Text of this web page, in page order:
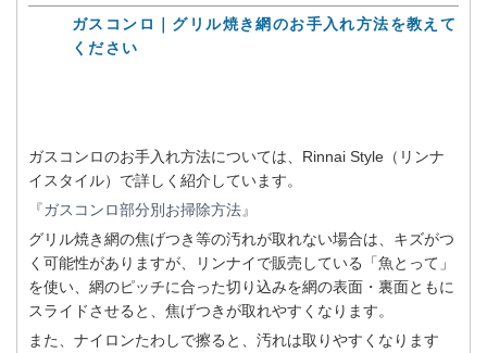
ガスコンロ｜グリル焼き網のお手入れ方法を教えて
ください
ガスコンロのお手入れ方法については、Rinnai Style（リンナ
イスタイル）で詳しく紹介しています。
『ガスコンロ部分別お掃除方法』
グリル焼き網の焦げつき等の汚れが取れない場合は、キズがつ
く可能性がありますが、リンナイで販売している「魚とって」
を使い、網のピッチに合った切り込みを網の表面・裏面ともに
スライドさせると、焦げつきが取れやすくなります。
また、ナイロンたわしで擦ると、汚れは取りやすくなります